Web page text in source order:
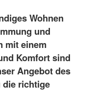
Wohnen
und
mit einem
Komfort sind
Angebot des
die richtige